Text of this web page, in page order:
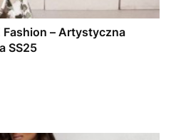
Fashion – Artystyczna
SS25